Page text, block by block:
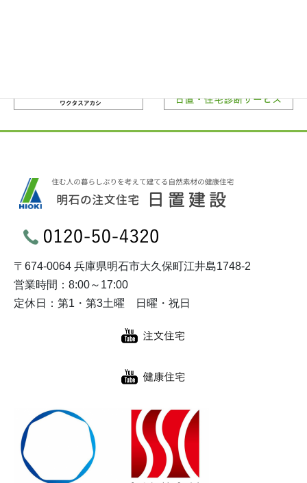
〒674-0064 兵庫県明石市大久保町江井島1748-2
営業時間：8:00～17:00
定休日：第1・第3土曜 日曜・祝日